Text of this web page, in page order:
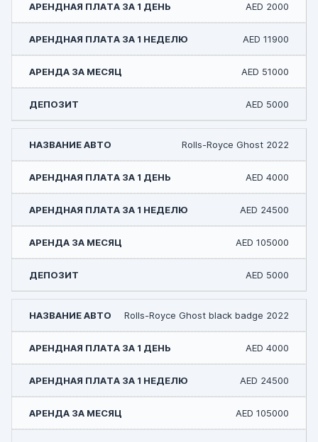
AED 2000
AED 11900
AED 51000
AED 5000
Rolls-Royce Ghost 2022
AED 4000
AED 24500
AED 105000
AED 5000
Rolls-Royce Ghost black badge 2022
AED 4000
AED 24500
AED 105000